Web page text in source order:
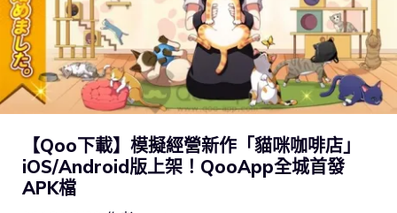
【Qoo下載】模擬經營新作「貓咪咖啡店」
iOS/Android版上架！QooApp全城首發
APK檔